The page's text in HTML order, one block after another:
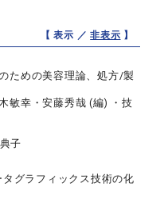
【 表示 ／非表示 】
ための美容理論、処方/製
敏幸・安藤秀哉 (編) ・技
子
グラフィックス技術の化